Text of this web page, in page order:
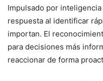
Impulsado por
respuesta al identificar
importan. El
para decisiones más
reaccionar de forma